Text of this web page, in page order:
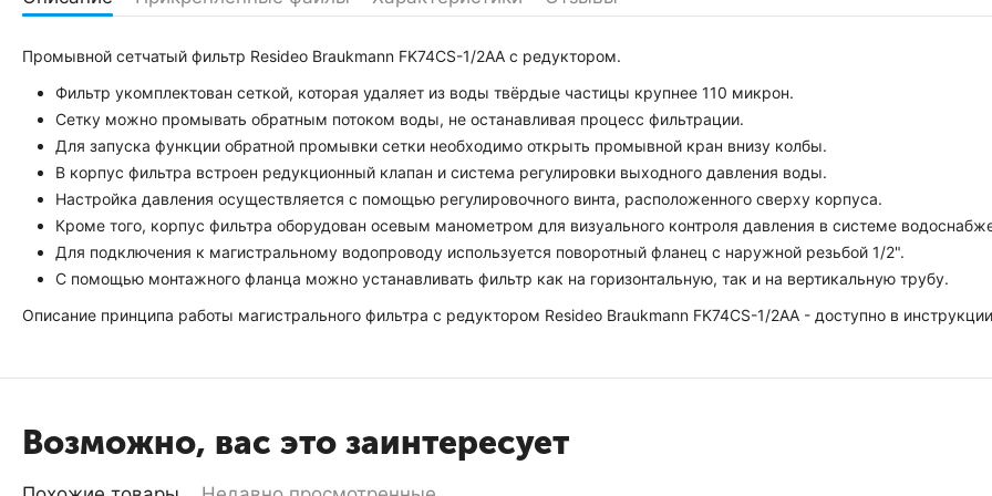
Промывной сетчатый фильтр Resideo Braukmann FK74CS-1/2AA с редуктором.
Фильтр укомплектован сеткой, которая удаляет из воды твёрдые частицы крупнее 110 микрон.
Сетку можно промывать обратным потоком воды, не останавливая процесс фильтрации.
Для запуска функции обратной промывки сетки необходимо открыть промывной кран внизу колбы.
В корпус фильтра встроен редукционный клапан и система регулировки выходного давления воды.
Настройка давления осуществляется с помощью регулировочного винта, расположенного сверху корпуса.
Кроме того, корпус фильтра оборудован осевым манометром для визуального контроля давления в системе
Для подключения к магистральному водопроводу используется поворотный фланец с наружной резьбой 1/2".
С помощью монтажного фланца можно устанавливать фильтр как на горизонтальную, так и на вертикальную трубу.
Описание принципа работы магистрального фильтра с редуктором Resideo Braukmann FK74CS-1/2AA - доступно в
Возможно, вас это заинтересует